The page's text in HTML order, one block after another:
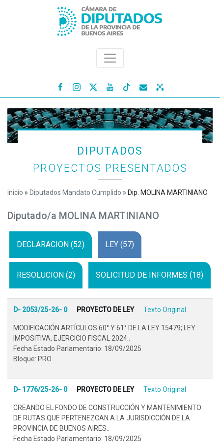
   
DIPUTADOS
PROYECTOS PRESENTADOS
Inicio » Diputados Mandato Cumplido » Dip. MOLINA MARTINIANO
Diputado/a MOLINA MARTINIANO
DECLARACION (52) LEY (57)
RESOLUCION (2) SOLICITUD DE INFORMES (18)
D- 2053/25-26- 0 PROYECTO DE LEY Texto Original
MODIFICACIÓN ARTÍCULOS 60° Y 61° DE LA LEY 15479; LEY
IMPOSITIVA, EJERCICIO FISCAL 2024..
Fecha Estado Parlamentario: 18/09/2025
Bloque: PRO
D- 1776/25-26- 0 PROYECTO DE LEY Texto Original
CREANDO EL FONDO DE CONSTRUCCIÓN Y MANTENIMIENTO
DE RUTAS QUE PERTENEZCAN A LA JURISDICCIÓN DE LA
PROVINCIA DE BUENOS AIRES..
Fecha Estado Parlamentario: 18/09/2025